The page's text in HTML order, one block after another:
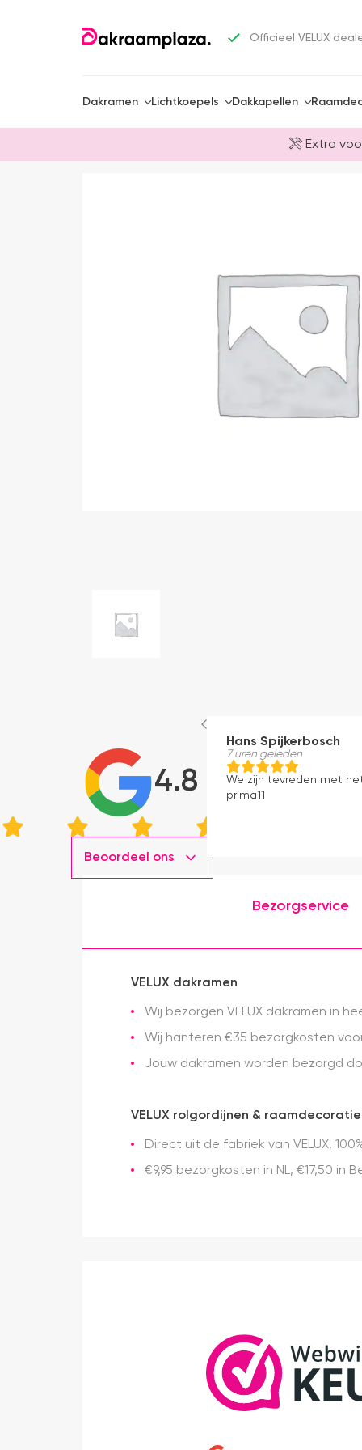
Officieel VELUX
Dakramen Lichtkoepels Dakkapellen
Extra
4.8
Beoordeel ons
Hans Spijkerbosch
7 uren geleden
We zijn tevreden met
prima11
Bezorgservice
VELUX dakramen
Wij bezorgen VELUX dakramen in
Wij hanteren €35 bezorgkosten
Jouw dakramen worden bezorgd
VELUX rolgordijnen & raamdecoratie
Direct uit de fabriek van VELUX,
€9,95 bezorgkosten in NL, €17,50